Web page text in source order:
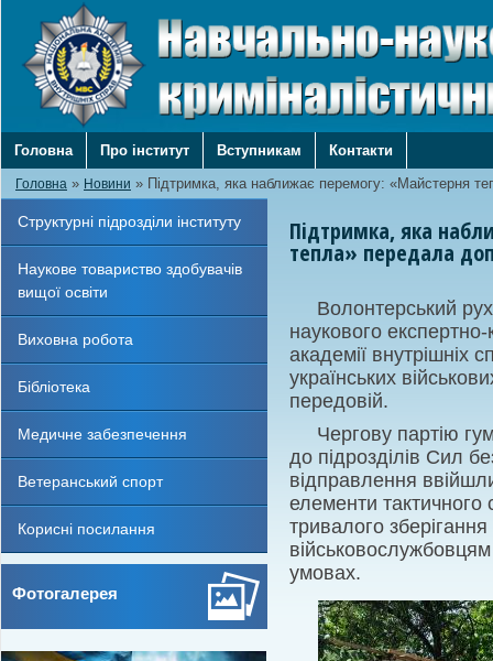
Головна Про інститут Вступникам Контакти
Головна » Новини » Підтримка, яка наближає перемогу: «Майстерня
Структурні підрозділи інституту
Наукове товариство здобувачів
вищої освіти
Виховна робота
Бібліотека
Медичне забезпечення
Ветеранський спорт
Корисні посилання
Фотогалерея
Підтримка, яка
тепла» передала
Волонтерський
наукового експертно-
академії внутрішніх
українських
передовій.
Чергову партію
до підрозділів Сил
відправлення
елементи
тривалого
умовах.